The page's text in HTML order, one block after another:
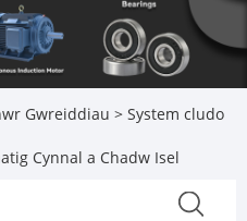
Gwreiddiau > System cludo
Cynnal a Chadw Isel